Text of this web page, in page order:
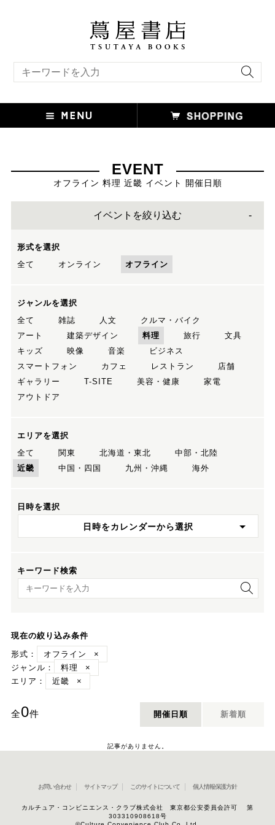
EVENT
オフライン 料理 近畿 イベント 開催日順
イベントを絞り込む
形式を選択
全て
オンライン オフライン
ジャンルを選択
全て
雑誌 人文
クルマ・バイク
アート
建築デザイン 料理 旅行
文具
キッズ
映像 音楽
ビジネス
スマートフォン
カフェ レストラン
店舗
ギャラリー
T-SITE 美容・健康
家電
アウトドア
エリアを選択
全て
関東 北海道・東北
中部・北陸
近畿
中国・四国 九州・沖縄 海外
日時を選択
日時をカレンダーから選択
キーワード検索
キーワード検索
現在の絞り込み条件
形式：
オフライン
×
ジャンル：
料理
×
エリア：
近畿 ×
全0件 開催日順 新着順
記事がありません。
お問い合わせ サイトマップ このサイトについて 個人情報保護方針
カルチュア・コンビニエンス・クラブ株式会社 東京都公安委員会許可 第
303310908618号